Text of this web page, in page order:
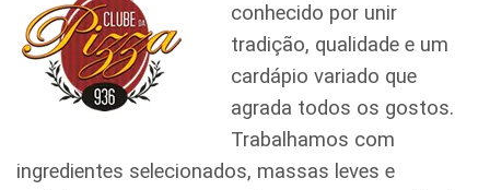
conhecido por unir
tradição, qualidade e um
cardápio variado que
agrada todos os gostos.
Trabalhamos com
ingredientes selecionados, massas leves e